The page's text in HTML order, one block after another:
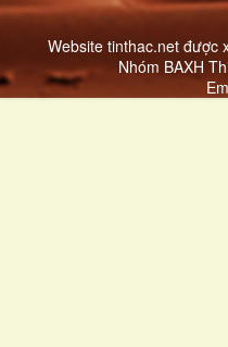
Website tinthac.net được
Nhóm BAXH